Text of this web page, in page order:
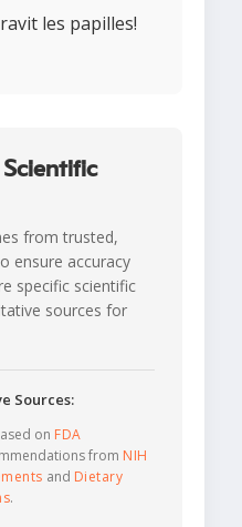
les papilles!
Scientific
from trusted,
ensure accuracy
specific scientific
sources for
Sources:
on FDA
from NIH
and Dietary
.